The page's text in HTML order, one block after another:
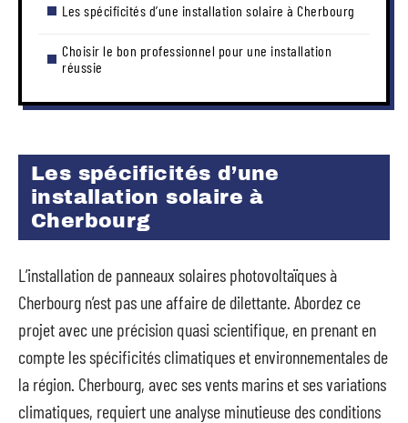
Les spécificités d’une installation solaire à Cherbourg
Choisir le bon professionnel pour une installation
réussie
Les spécificités d’une
installation solaire à
Cherbourg
L’installation de panneaux solaires photovoltaïques à
Cherbourg n’est pas une affaire de dilettante. Abordez ce
projet avec une précision quasi scientifique, en prenant en
compte les spécificités climatiques et environnementales de
la région. Cherbourg, avec ses vents marins et ses variations
climatiques, requiert une analyse minutieuse des conditions